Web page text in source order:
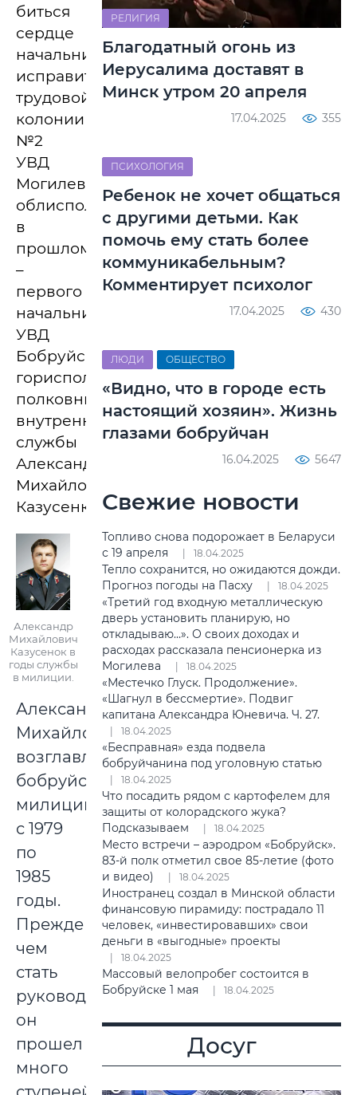
биться
сердце
начальника
исправительно-
трудовой
колонии
№2
УВД
Могилевского
облисполкома,
в
прошлом
–
первого
начальника
УВД
Бобруйского
горисполкома,
полковника
внутренней
службы
Александра
Михайловича
Казусенка.
Александр
Михайлович
Казусенок в
годы службы
в милиции.
Александр
Михайлович
возглавлял
бобруйскую
милицию
с 1979
по
1985
годы.
Прежде
чем
стать
руководителем,
он
прошел
много
РЕЛИГИЯ
Благодатный огонь из
Иерусалима доставят в
Минск утром 20 апреля
17.04.2025 355
ПСИХОЛОГИЯ
Ребенок не хочет общаться
с другими детьми. Как
помочь ему стать более
коммуникабельным?
Комментирует психолог
17.04.2025 430
ЛЮДИ ОБЩЕСТВО
«Видно, что в городе есть
настоящий хозяин». Жизнь
глазами бобруйчан
16.04.2025 5647
Свежие новости
Топливо снова подорожает в Беларуси
с 19 апреля
18.04.2025
Тепло сохранится, но ожидаются дожди.
Прогноз погоды на Пасху
18.04.2025
«Третий год входную металлическую
дверь установить планирую, но
откладываю…». О своих доходах и
расходах рассказала пенсионерка из
Могилева
18.04.2025
«Местечко Глуск. Продолжение».
«Шагнул в бессмертие». Подвиг
капитана Александра Юневича. Ч. 27.
18.04.2025
«Бесправная» езда подвела
бобруйчанина под уголовную статью
18.04.2025
Что посадить рядом с картофелем для
защиты от колорадского жука?
Подсказываем
18.04.2025
Место встречи – аэродром «Бобруйск».
83-й полк отметил свое 85-летие (фото
и видео)
18.04.2025
Иностранец создал в Минской области
финансовую пирамиду: пострадало 11
человек, «инвестировавших» свои
деньги в «выгодные» проекты
18.04.2025
Массовый велопробег состоится в
Бобруйске 1 мая
18.04.2025
Досуг